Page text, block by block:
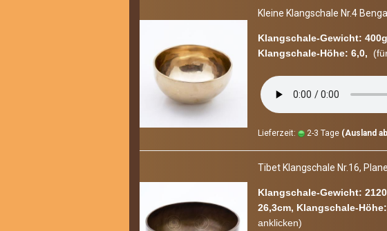
Klei­ne Klang­scha­le Nr.4
Klangschale-​Gewicht:
Klangschale-​Höhe: 6,0,
Lieferzeit: 2-3 Tage (Ausland
Tibet Klang­scha­le Nr.16,
Klangschale-​Gewicht:
26,3cm, Klangschale-​
an­kli­cken)